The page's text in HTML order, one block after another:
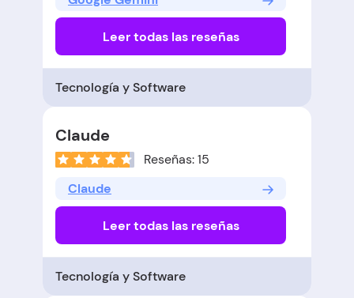
Leer todas las reseñas
Tecnología y Software
Claude
Reseñas: 15
Claude
Leer todas las reseñas
Tecnología y Software